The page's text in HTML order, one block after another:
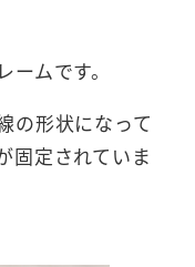
ムです。
の形状になって
固定されていま